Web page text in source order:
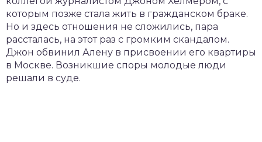
которым позже стала жить в гражданском браке.
Но и здесь отношения не сложились, пара
рассталась, на этот раз с громким скандалом.
Джон обвинил Алену в присвоении его квартиры
в Москве. Возникшие споры молодые люди
решали в суде.